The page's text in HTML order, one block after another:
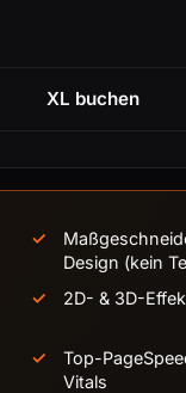
XL buchen
Design (kein
2D- & 3D-
Top-
Vitals